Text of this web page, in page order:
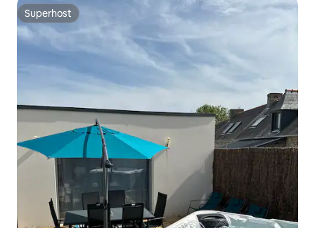
Superhost
Superhost